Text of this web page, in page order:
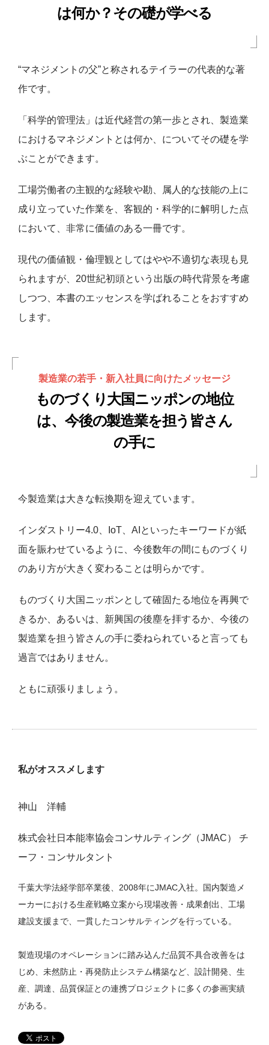
は何か？その礎が学べる
“マネジメントの父”と称されるテイラーの代表的な著
作です。
「科学的管理法」は近代経営の第一歩とされ、製造業
におけるマネジメントとは何か、についてその礎を学
ぶことができます。
工場労働者の主観的な経験や勘、属人的な技能の上に
成り立っていた作業を、客観的・科学的に解明した点
において、非常に価値のある一冊です。
現代の価値観・倫理観としてはやや不適切な表現も見
られますが、20世紀初頭という出版の時代背景を考慮
しつつ、本書のエッセンスを学ばれることをおすすめ
します。
製造業の若手・新入社員に向けたメッセージ
ものづくり大国ニッポンの地位
は、今後の製造業を担う皆さん
の手に
今製造業は大きな転換期を迎えています。
インダストリー4.0、IoT、AIといったキーワードが紙
面を賑わせているように、今後数年の間にものづくり
のあり方が大きく変わることは明らかです。
ものづくり大国ニッポンとして確固たる地位を再興で
きるか、あるいは、新興国の後塵を拝するか、今後の
製造業を担う皆さんの手に委ねられていると言っても
過言ではありません。
ともに頑張りましょう。
私がオススメします
神山 洋輔
株式会社日本能率協会コンサルティング（JMAC）
チ
ーフ・コンサルタント
千葉大学法経学部卒業後、2008年にJMAC入社。国内製造メ
ーカーにおける生産戦略立案から現場改善・成果創出、工場
建設支援まで、一貫したコンサルティングを行っている。
製造現場のオペレーションに踏み込んだ品質不具合改善をは
じめ、未然防止・再発防止システム構築など、設計開発、生
産、調達、品質保証との連携プロジェクトに多くの参画実績
がある。